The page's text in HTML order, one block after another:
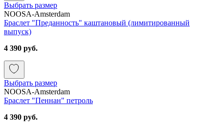
Выбрать размер
NOOSA-Amsterdam
Браслет "Преданность" каштановый (лимитированный
выпуск)
4 390 руб.
Выбрать размер
NOOSA-Amsterdam
Браслет "Пеннан" петроль
4 390 руб.